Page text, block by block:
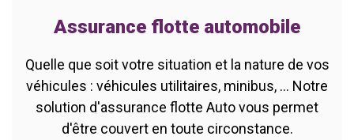
Assurance flotte automobile
Quelle que soit votre situation et la nature de vos
véhicules : véhicules utilitaires, minibus, ... Notre
solution d'assurance flotte Auto vous permet
d'être couvert en toute circonstance.